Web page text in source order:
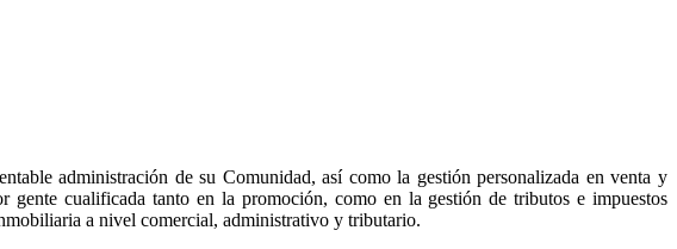
administración de su Comunidad, así como la gestión personalizada en venta y
cualificada tanto en la promoción, como en la gestión de tributos e impuestos
a nivel comercial, administrativo y tributario.